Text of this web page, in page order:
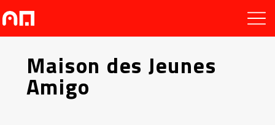
Maison des Jeunes
Amigo